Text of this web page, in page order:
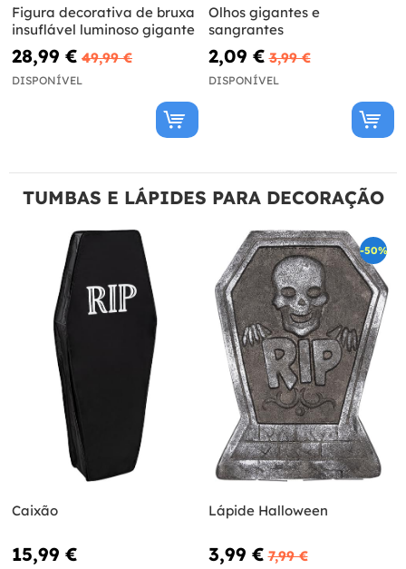
Figura decorativa de bruxa
insuflável luminoso gigante
28,99 € 49,99 €
DISPONÍVEL
Olhos gigantes e
sangrantes
2,09 € 3,99 €
DISPONÍVEL
TUMBAS E LÁPIDES PARA DECORAÇÃO
Caixão
15,99 €
-50%
Lápide Halloween
3,99 € 7,99 €